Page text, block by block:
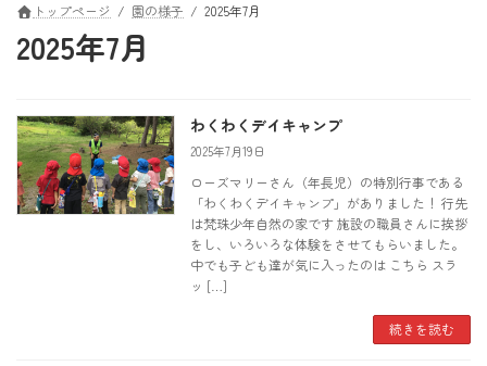
トップページ 園の様子 2025年7月
2025年7月
わくわくデイキャンプ
2025年7月19日
ローズマリーさん（年長児）の特別行事である
「わくわくデイキャンプ」がありました！ 行先
は梵珠少年自然の家です 施設の職員さんに挨拶
をし、いろいろな体験をさせてもらいました。
中でも子ども達が気に入ったのは こちら スラ
ッ […]
続きを読む